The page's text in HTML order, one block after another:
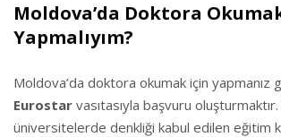
Moldova’da Doktora
Yapmalıyım?
Moldova’da doktora okumak için yapmanız
Eurostar vasıtasıyla başvuru
üniversitelerde denkliği kabul edilen eğitim